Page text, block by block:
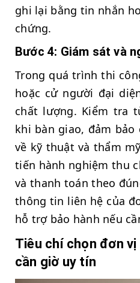
ghi lại bằng tin nhắn
chứng.
Bước 4: Giám sát và
Trong quá trình thi
hoặc cử người đại
chất lượng. Kiểm tra
khi bàn giao, đảm bảo
về kỹ thuật và thẩm
tiến hành nghiệm thu
và thanh toán theo
thông tin liên hệ của
hỗ trợ bảo hành nếu
Tiêu chí chọn đơn
cần giờ uy tín